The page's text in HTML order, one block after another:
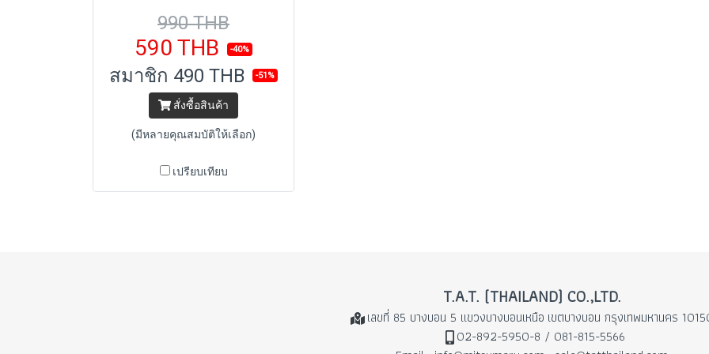
990 THB
590 THB -40%
สมาชิก 490 THB -51%
สั่งซื้อสินค้า
(มีหลายคุณสมบัติให้เลือก)
เปรียบเทียบ
T.A.T. (THAILAND) CO.,LTD.
เลขที่ 85 บางบอน 5 แขวงบางบอนเหนือ เขตบางบอน กรุงเทพมหานคร
02-892-5950-8 / 081-815-5566